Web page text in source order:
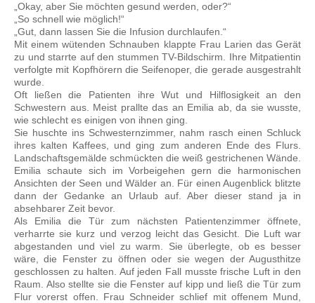
„Okay, aber Sie möchten gesund werden, oder?“
„So schnell wie möglich!“
„Gut, dann lassen Sie die Infusion durchlaufen.“
Mit einem wütenden Schnauben klappte Frau Larien das Gerät
zu und starrte auf den stummen TV-Bildschirm. Ihre Mitpatientin
verfolgte mit Kopfhörern die Seifenoper, die gerade ausgestrahlt
wurde.
Oft ließen die Patienten ihre Wut und Hilflosigkeit an den
Schwestern aus. Meist prallte das an Emilia ab, da sie wusste,
wie schlecht es einigen von ihnen ging.
Sie huschte ins Schwesternzimmer, nahm rasch einen Schluck
ihres kalten Kaffees, und ging zum anderen Ende des Flurs.
Landschaftsgemälde schmückten die weiß gestrichenen Wände.
Emilia schaute sich im Vorbeigehen gern die harmonischen
Ansichten der Seen und Wälder an. Für einen Augenblick blitzte
dann der Gedanke an Urlaub auf. Aber dieser stand ja in
absehbarer Zeit bevor.
Als Emilia die Tür zum nächsten Patientenzimmer öffnete,
verharrte sie kurz und verzog leicht das Gesicht. Die Luft war
abgestanden und viel zu warm. Sie überlegte, ob es besser
wäre, die Fenster zu öffnen oder sie wegen der Augusthitze
geschlossen zu halten. Auf jeden Fall musste frische Luft in den
Raum. Also stellte sie die Fenster auf kipp und ließ die Tür zum
Flur vorerst offen. Frau Schneider schlief mit offenem Mund,